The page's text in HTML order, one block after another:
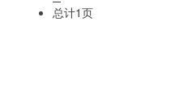
总计1页